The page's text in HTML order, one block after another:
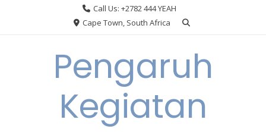
Call Us: +2782 444 YEAH
Cape Town, South Africa
Pengaruh
Kegiatan